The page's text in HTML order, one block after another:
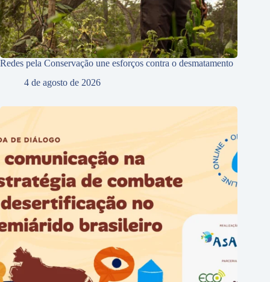
Redes pela Conservação une esforços contra o desmatamento
4 de agosto de 2026